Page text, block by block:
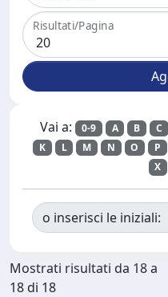
Risultati/Pagina
Vai a: 0-9 A B C
K
L M N O P
X
o inserisci le iniziali:
Mostrati risultati da 18 a
18 di 18